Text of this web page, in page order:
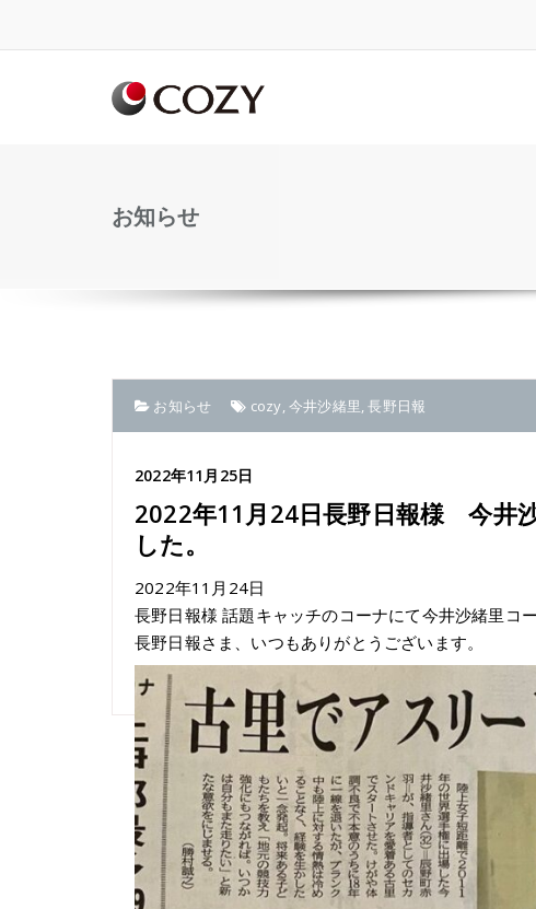
content
お知らせ
お知らせ cozy,今井沙緒里,長野日報
2022年11月25日
2022年11月24日長野日報様 今井
した。
2022年11月24日
長野日報様 話題キャッチのコーナにて今井沙緒里コ
長野日報さま、いつもありがとうございます。